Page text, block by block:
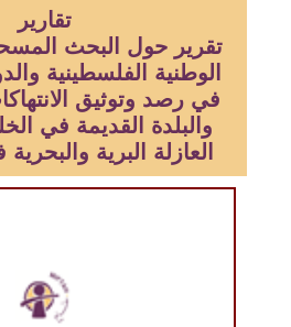
تقارير
تقرير حول البحث
الوطنية الفلسطينية
في رصد وتوثيق
والبلدة القديمة في
العازلة البرية